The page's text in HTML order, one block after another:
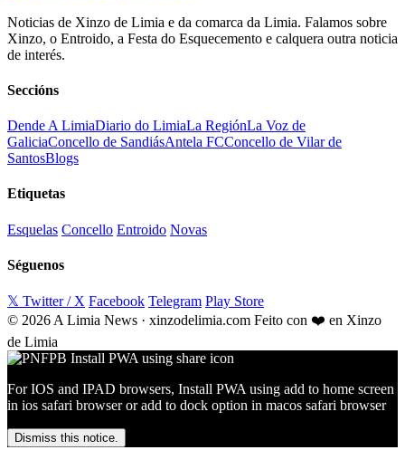
Noticias de Xinzo de Limia e da comarca da Limia. Falamos sobre
Xinzo, o Entroido, a Festa do Esquecemento e calquera outra noticia
de interés.
Seccións
Dende A LimiaDiario do LimiaLa RegiónLa Voz de
GaliciaConcello de SandiásAntela FCConcello de Vilar de
SantosBlogs
Etiquetas
Esquelas Concello Entroido Novas
Séguenos
𝕏 Twitter / X Facebook Telegram Play Store
© 2026 A Limia News · xinzodelimia.com Feito con ❤️ en Xinzo
de Limia
For IOS and IPAD browsers, Install PWA using add to home screen
in ios safari browser or add to dock option in macos safari browser
Dismiss this notice.